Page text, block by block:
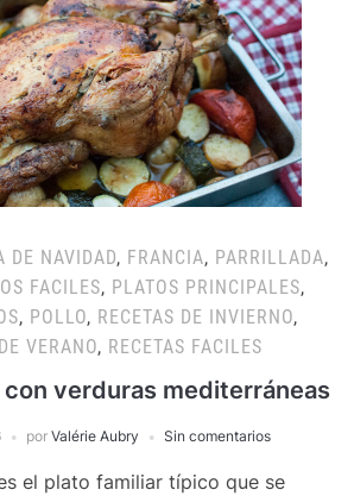
DE NAVIDAD, FRANCIA, PARRILLADA,
FACILES, PLATOS PRINCIPALES,
, POLLO, RECETAS DE INVIERNO,
VERANO, RECETAS FACILES
con verduras mediterráneas
por Valérie Aubry Sin comentarios
el plato familiar típico que se